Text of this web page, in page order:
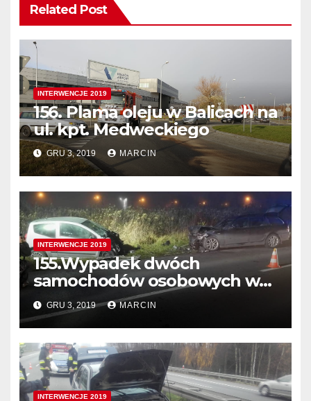
Related Post
INTERWENCJE 2019
156. Plama oleju w Balicach na
ul. kpt. Medweckiego
GRU 3, 2019 MARCIN
INTERWENCJE 2019
155.Wypadek dwóch
samochodów osobowych w
Balicach ul. Krakowska
GRU 3, 2019 MARCIN
INTERWENCJE 2019